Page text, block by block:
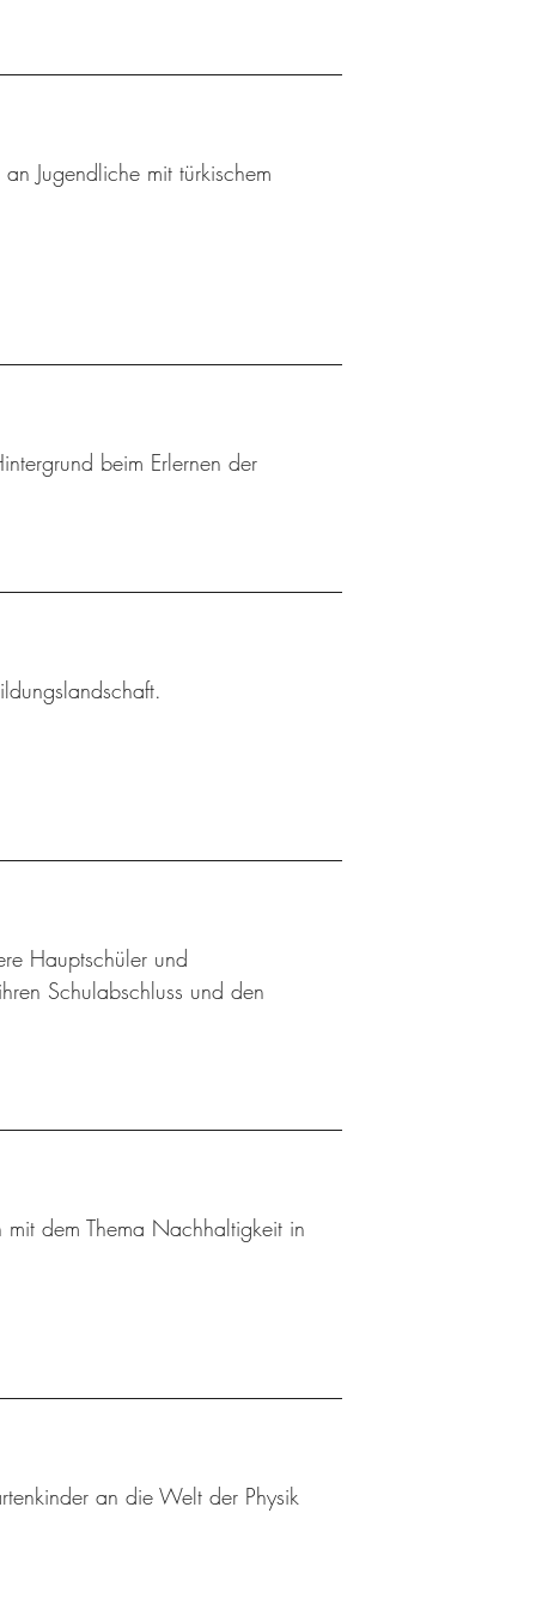
Jugendliche mit türkischem
beim Erlernen der
Hauptschüler und
Schulabschluss und den
dem Thema Nachhaltigkeit in
an die Welt der Physik